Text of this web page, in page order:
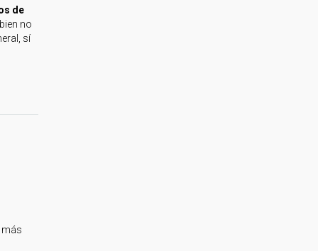
de
no
sí
más